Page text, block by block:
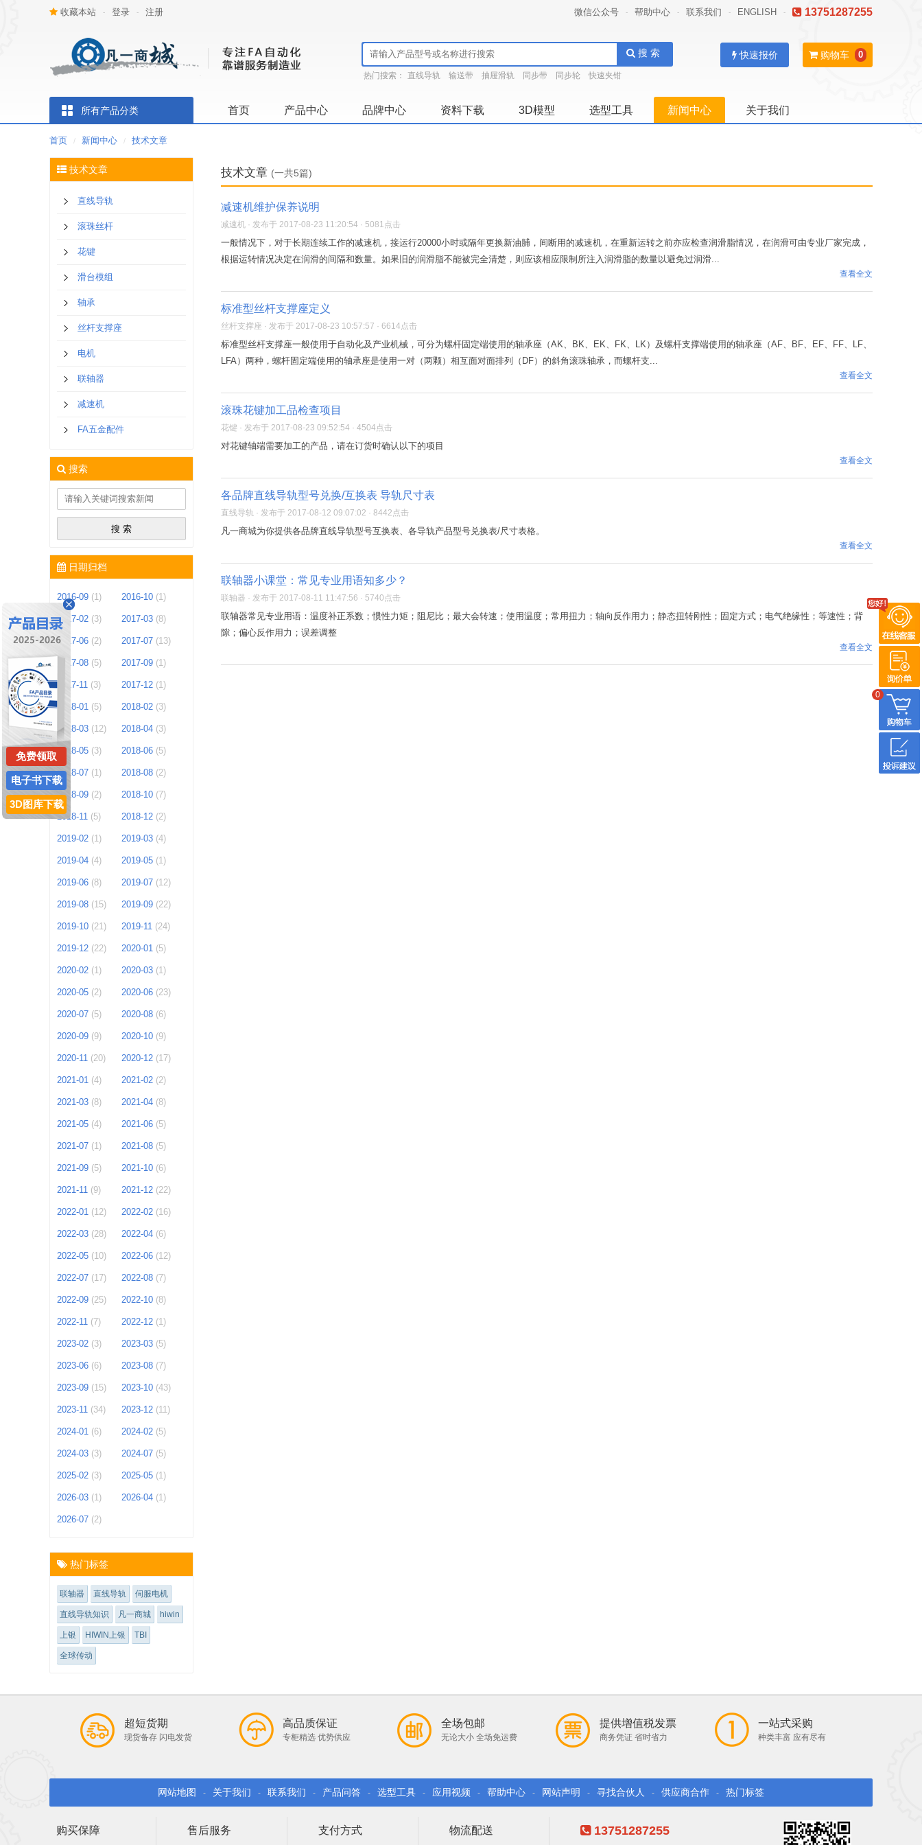
收藏本站 - 登录 - 注册 微信公众号 - 帮助中心 - 联系我们 - ENGLISH - 13751287255
搜 索
热门搜索： 直线导轨 输送带 抽屉滑轨 同步带 同步轮 快速夹钳
购物车 0
快速报价
所有产品分类 首页 产品中心 品牌中心 资料下载 3D模型 选型工具 新闻中心 关于我们
首页 / 新闻中心 / 技术文章
技术文章
直线导轨
滚珠丝杆
花键
滑台模组
轴承
丝杆支撑座
电机
联轴器
减速机
FA五金配件
搜索
日期归档
2016-09 (1) 2016-10 (1)
2017-02 (3) 2017-03 (8)
2017-06 (2) 2017-07 (13)
2017-08 (5) 2017-09 (1)
2017-11 (3) 2017-12 (1)
2018-01 (5) 2018-02 (3)
2018-03 (12) 2018-04 (3)
2018-05 (3) 2018-06 (5)
2018-07 (1) 2018-08 (2)
2018-09 (2) 2018-10 (7)
2018-11 (5) 2018-12 (2)
2019-02 (1) 2019-03 (4)
2019-04 (4) 2019-05 (1)
2019-06 (8) 2019-07 (12)
2019-08 (15) 2019-09 (22)
2019-10 (21) 2019-11 (24)
2019-12 (22) 2020-01 (5)
2020-02 (1) 2020-03 (1)
2020-05 (2) 2020-06 (23)
2020-07 (5) 2020-08 (6)
2020-09 (9) 2020-10 (9)
2020-11 (20) 2020-12 (17)
2021-01 (4) 2021-02 (2)
2021-03 (8) 2021-04 (8)
2021-05 (4) 2021-06 (5)
2021-07 (1) 2021-08 (5)
2021-09 (5) 2021-10 (6)
2021-11 (9) 2021-12 (22)
2022-01 (12) 2022-02 (16)
2022-03 (28) 2022-04 (6)
2022-05 (10) 2022-06 (12)
2022-07 (17) 2022-08 (7)
2022-09 (25) 2022-10 (8)
2022-11 (7) 2022-12 (1)
2023-02 (3) 2023-03 (5)
2023-06 (6) 2023-08 (7)
2023-09 (15) 2023-10 (43)
2023-11 (34) 2023-12 (11)
2024-01 (6) 2024-02 (5)
2024-03 (3) 2024-07 (5)
2025-02 (3) 2025-05 (1)
2026-03 (1) 2026-04 (1)
2026-07 (2)
热门标签
联轴器 直线导轨 伺服电机
直线导轨知识 凡一商城 hiwin
上银 HIWIN上银 TBI
全球传动
技术文章 (一共5篇)
减速机维护保养说明
减速机 · 发布于 2017-08-23 11:20:54 · 5081点击
一般情况下，对于长期连续工作的减速机，接运行20000小时或隔年更换新油脯，间断用的减速机，在重新运转之前亦应检查润滑脂情况，在润滑可由专业厂家完成，
根据运转情况决定在润滑的间隔和数量。如果旧的润滑脂不能被完全清楚，则应该相应限制所注入润滑脂的数量以避免过润滑...
查看全文
标准型丝杆支撑座定义
丝杆支撑座 · 发布于 2017-08-23 10:57:57 · 6614点击
标准型丝杆支撑座一般使用于自动化及产业机械，可分为螺杆固定端使用的轴承座（AK、BK、EK、FK、LK）及螺杆支撑端使用的轴承座（AF、BF、EF、FF、LF、
LFA）两种，螺杆固定端使用的轴承座是使用一对（两颗）相互面对面排列（DF）的斜角滚珠轴承，而螺杆支...
查看全文
滚珠花键加工品检查项目
花键 · 发布于 2017-08-23 09:52:54 · 4504点击
对花键轴端需要加工的产品，请在订货时确认以下的项目
查看全文
各品牌直线导轨型号兑换/互换表 导轨尺寸表
直线导轨 · 发布于 2017-08-12 09:07:02 · 8442点击
凡一商城为你提供各品牌直线导轨型号互换表、各导轨产品型号兑换表/尺寸表格。
查看全文
联轴器小课堂：常见专业用语知多少？
联轴器 · 发布于 2017-08-11 11:47:56 · 5740点击
联轴器常见专业用语：温度补正系数；惯性力矩；阻尼比；最大会转速；使用温度；常用扭力；轴向反作用力；静态扭转刚性；固定方式；电气绝缘性；等速性；背
隙；偏心反作用力；误差调整
查看全文
超短货期
现货备存 闪电发货
高品质保证
专柜精选 优势供应
全场包邮
无论大小 全场免运费
提供增值税发票
商务凭证 省时省力
一站式采购
种类丰富 应有尽有
网站地图 - 关于我们 - 联系我们 - 产品问答 - 选型工具 - 应用视频 - 帮助中心 - 网站声明 - 寻找合伙人 - 供应商合作 - 热门标签
购买保障 售后服务 支付方式 物流配送 13751287255
0
免费领取
电子书下载
3D图库下载